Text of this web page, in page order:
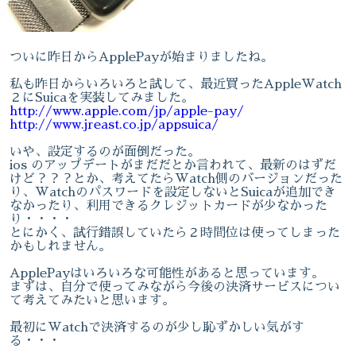
ついに昨日からApplePayが始まりましたね。
私も昨日からいろいろと試して、最近買ったAppleWatch
２にSuicaを実装してみました。
http://www.apple.com/jp/apple-pay/
http://www.jreast.co.jp/appsuica/
いや、設定するのが面倒だった。
ios のアップデートがまだだとか言われて、最新のはずだ
けど？？？とか、考えてたらWatch側のバージョンだった
り、Watchのパスワードを設定しないとSuicaが追加でき
なかったり、利用できるクレジットカードが少なかった
り・・・・
とにかく、試行錯誤していたら２時間位は使ってしまった
かもしれません。
ApplePayはいろいろな可能性があると思っています。
まずは、自分で使ってみながら今後の決済サービスについ
て考えてみたいと思います。
最初にWatchで決済するのが少し恥ずかしい気がす
る・・・